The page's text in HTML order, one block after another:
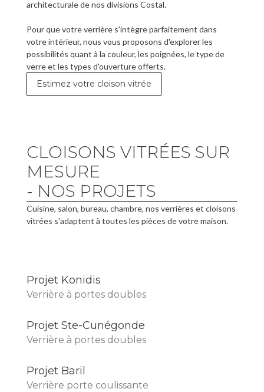
architecturale de nos divisions Costal.
Pour que votre verrière s'intègre parfaitement dans
votre intérieur, nous vous proposons d'explorer les
possibilités quant à la couleur, les poignées, le type de
verre et les types d'ouverture offerts.
Estimez votre cloison vitrée
CLOISONS VITRÉES SUR
MESURE
- NOS PROJETS
Cuisine, salon, bureau, chambre, nos verrières et cloisons
vitrées s'adaptent à toutes les pièces de votre maison.
Projet Konidis
Verrière à portes doubles
Projet Ste-Cunégonde
Verrière à portes doubles
Projet Baril
Verrière porte coulissante